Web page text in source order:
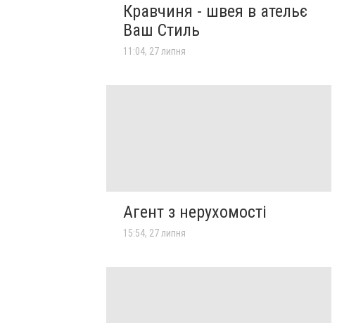
Кравчиня - швея в ательє
Ваш Стиль
11:04, 27 липня
Агент з нерухомості
15:54, 27 липня